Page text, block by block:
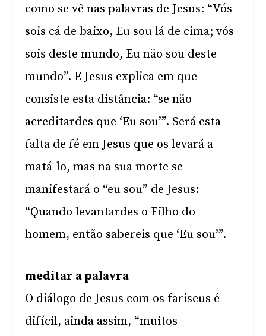
como se vê nas palavras de Jesus: “Vós
sois cá de baixo, Eu sou lá de cima; vós
sois deste mundo, Eu não sou deste
mundo”. E Jesus explica em que
consiste esta distância: “se não
acreditardes que ‘Eu sou’”. Será esta
falta de fé em Jesus que os levará a
matá-lo, mas na sua morte se
manifestará o “eu sou” de Jesus:
“Quando levantardes o Filho do
homem, então sabereis que ‘Eu sou’”.
meditar a palavra
O diálogo de Jesus com os fariseus é
difícil, ainda assim, “muitos